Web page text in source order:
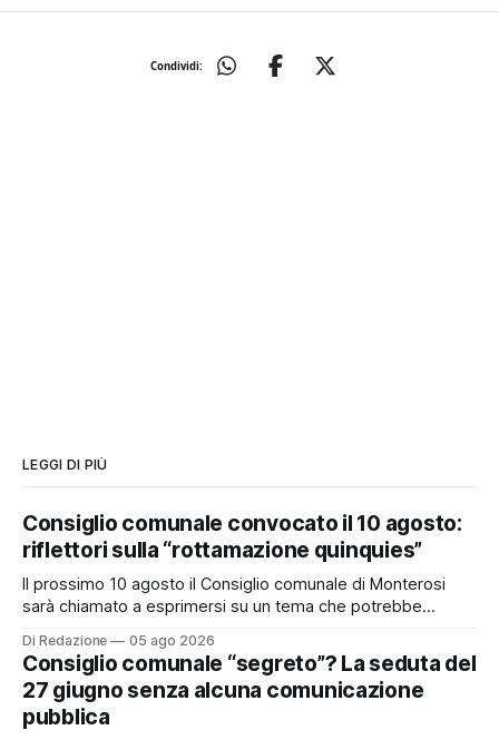
Condividi:
LEGGI DI PIÙ
Consiglio comunale convocato il 10 agosto:
riflettori sulla “rottamazione quinquies”
Il prossimo 10 agosto il Consiglio comunale di Monterosi
sarà chiamato a esprimersi su un tema che potrebbe
possibile adesione del Comune alla cosiddetta
“rottamazione quinquies” dei carichi affidati all’Agente della
Riscossione. Prima, però, c’è un tema politico che merita
Di Redazione 05 ago 2026
Consiglio comunale “segreto”? La seduta del
27 giugno senza alcuna comunicazione
pubblica